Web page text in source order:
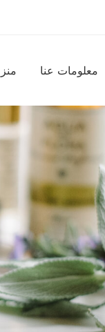
معلومات عنا